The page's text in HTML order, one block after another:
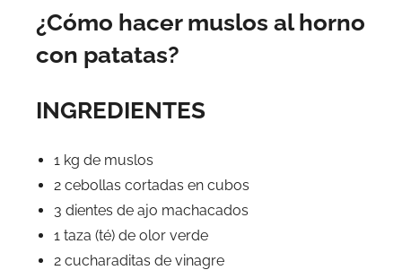
¿Cómo hacer muslos al horno
con patatas?
INGREDIENTES
1 kg de muslos
2 cebollas cortadas en cubos
3 dientes de ajo machacados
1 taza (té) de olor verde
2 cucharaditas de vinagre